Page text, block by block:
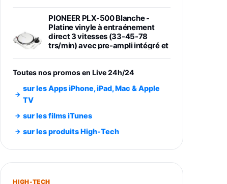
PIONEER PLX-500 Blanche -
Platine vinyle à entraénement
direct 3 vitesses (33-45-78
trs/min) avec pre-ampli intégré et
Smartphone SAMSUNG Galaxy
Smartphone SAMSUNG Galaxy
S26+ Violet 256Go
749,99€1240,43€Fnac (Vendeur Tiers)
Toutes nos promos en Live 24h/24
sur les Apps iPhone, iPad, Mac & Apple
TV
sur les films iTunes
sur les produits High-Tech
HIGH-TECH